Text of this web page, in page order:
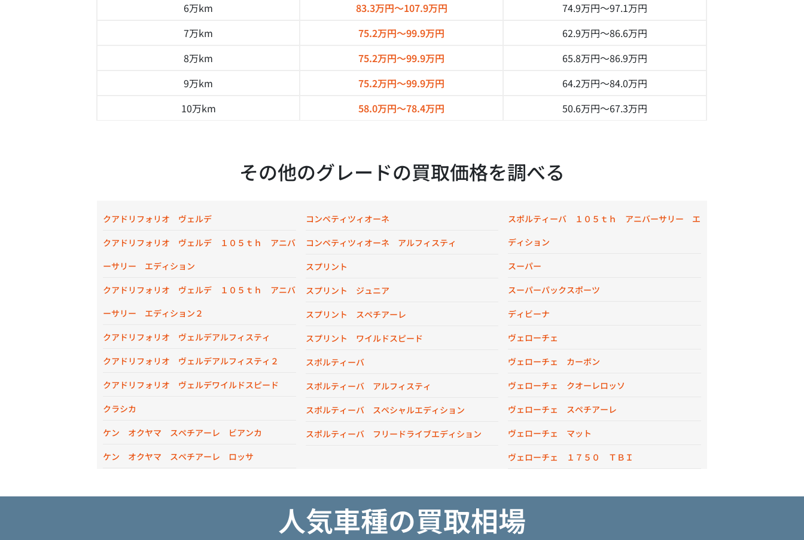
6万km
83.3万円～107.9万円 74.9万円～97.1万円
7万km
75.2万円～99.9万円 62.9万円～86.6万円
8万km
75.2万円～99.9万円 65.8万円～86.9万円
9万km
75.2万円～99.9万円 64.2万円～84.0万円
10万km
58.0万円～78.4万円 50.6万円～67.3万円
その他のグレードの買取価格を調べる
クアドリフォリオ ヴェルデ
クアドリフォリオ ヴェルデ １０５ｔｈ アニバ
ーサリー エディション
クアドリフォリオ ヴェルデ １０５ｔｈ アニバ
ーサリー エディション２
クアドリフォリオ ヴェルデアルフィスティ
クアドリフォリオ ヴェルデアルフィスティ２
クアドリフォリオ ヴェルデワイルドスピード
クラシカ
ケン オクヤマ スペチアーレ ビアンカ
ケン オクヤマ スペチアーレ ロッサ
コンペティツィオーネ
コンペティツィオーネ アルフィスティ
スプリント
スプリント ジュニア
スプリント スペチアーレ
スプリント ワイルドスピード
スポルティーバ
スポルティーバ アルフィスティ
スポルティーバ スペシャルエディション
スポルティーバ フリードライブエディション
スポルティーバ １０５ｔｈ アニバーサリー エ
ディション
スーパー
スーパーパックスポーツ
ディビーナ
ヴェローチェ
ヴェローチェ カーボン
ヴェローチェ クオーレロッソ
ヴェローチェ スペチアーレ
ヴェローチェ マット
ヴェローチェ １７５０ ＴＢＩ
人気車種の買取相場